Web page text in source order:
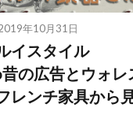
年10月31日
イスタイル
の広告とウォレ
レンチ家具から